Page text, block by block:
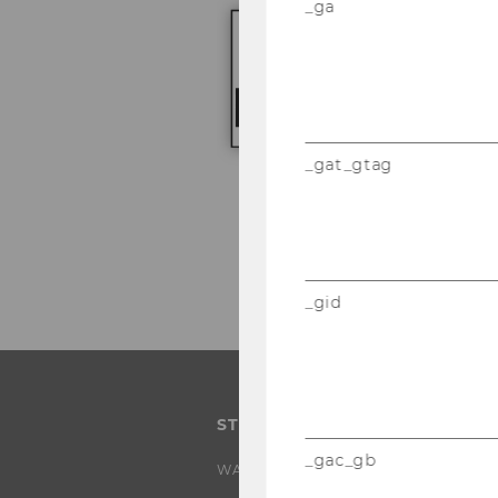
STUDIUM
WARUM WU?
_ga
_gat_gtag
_gid
_gac_gb